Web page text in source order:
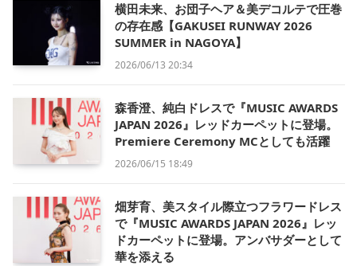
横田未来、お団子ヘア＆美デコルテで圧巻
の存在感【GAKUSEI RUNWAY 2026
SUMMER in NAGOYA】
2026/06/13 20:34
森香澄、純白ドレスで『MUSIC AWARDS
JAPAN 2026』レッドカーペットに登場。
Premiere Ceremony MCとしても活躍
2026/06/15 18:49
畑芽育、美スタイル際立つフラワードレス
で『MUSIC AWARDS JAPAN 2026』レッ
ドカーペットに登場。アンバサダーとして
華を添える